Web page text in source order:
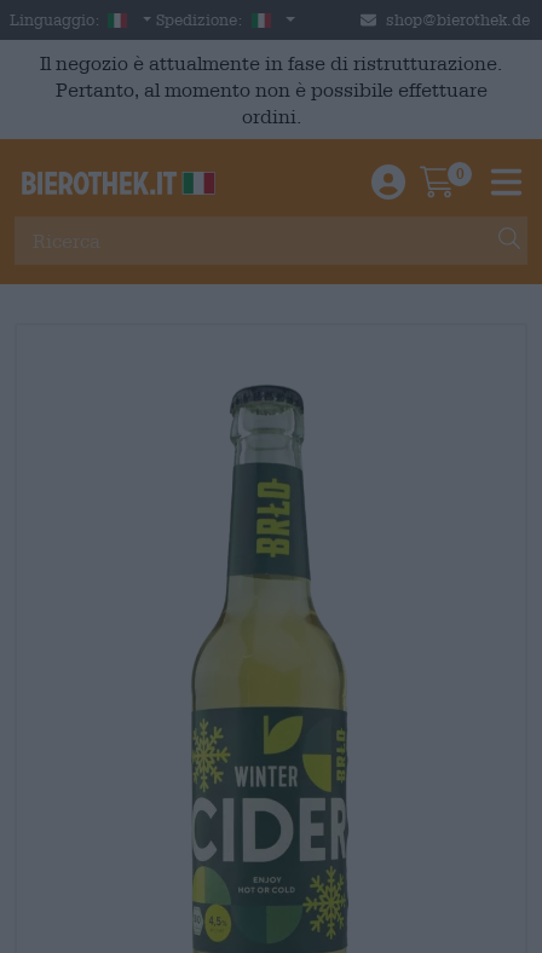
Skip to main content
Linguaggio: Italian
Spedizione: Italia shop@bierothek.de
Il negozio è attualmente in fase di ristrutturazione.
Pertanto, al momento non è possibile effettuare
ordini.
Einloggen /
0